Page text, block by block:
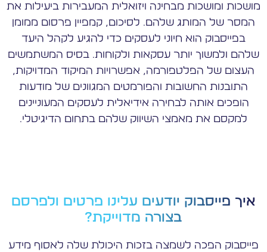
מושכות ומושכות מבחינה ויזואלית המעבירות ביעילות את
המסר של המותג שלהם. לסיכום, קמפיין פרסום ממומן
בפייסבוק הוא חיוני לעסקים כדי להגיע לקהל היעד
שלהם ולמשוך יותר עסקאות ולקוחות. בסיס המשתמשים
העצום של הפלטפורמה, אפשרויות המיקוד המדויקות,
התובנות החשובות והפורמטים המגוונים של מודעות
הופכים אותה לבחירה אידיאלית לעסקים המעוניינים
למקסם את מאמצי השיווק שלהם בתחום הדיגיטלי.
איך פייסבוק יודעים עלינו פרטים ולפרסם
בצורה מדוייקת?
פייסבוק הפכה לשמצה בזכות היכולת שלה לאסוף מידע